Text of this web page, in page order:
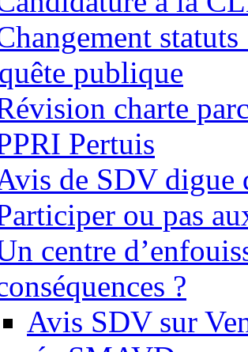
publique
charte
Pertuis
de SDV digue
ou pas
centre
?
Avis SDV sur